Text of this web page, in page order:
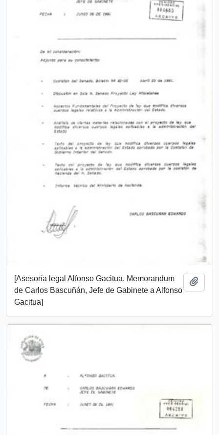
[Asesoría legal Alfonso Gacitua. Memorandum
de Carlos Bascuñán, Jefe de Gabinete a Alfonso
Gacitua]